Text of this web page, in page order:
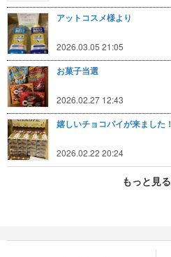
アットコスメ様より
2026.03.05 21:05
お菓子当選
2026.02.27 12:43
嬉しいチョコパイが来ました！
2026.02.22 20:24
もっと見る